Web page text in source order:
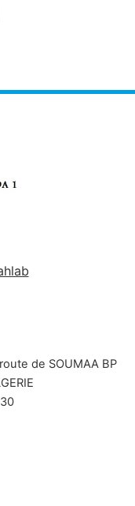
de SOUMAA BP